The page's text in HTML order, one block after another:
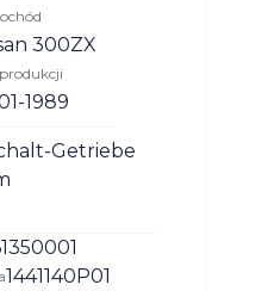
300ZX
1989
Getriebe
1441140P01